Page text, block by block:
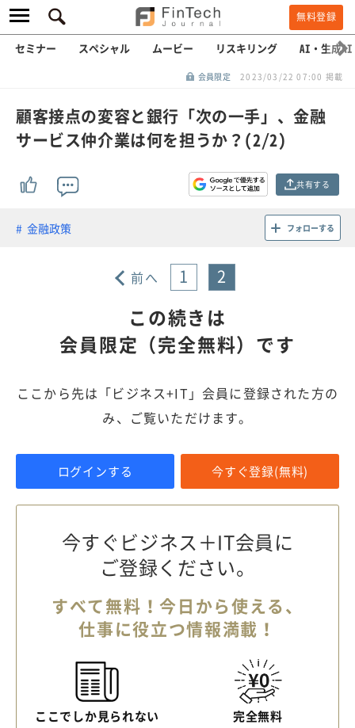
無料登録
セミナー スペシャル ムービー リスキリング AI・生成AI
会員限定 2023/03/22 07:00 掲載
顧客接点の変容と銀行「次の一手」、金融
サービス仲介業は何を担うか？(2/2)
共有する
金融政策 フォローする
前へ 1 2
この続きは
会員限定（完全無料）です
ここから先は「ビジネス+IT」会員に登録された方の
み、ご覧いただけます。
ログインする 今すぐ登録(無料)
今すぐビジネス＋IT会員に
ご登録ください。
すべて無料！今日から使える、
仕事に役立つ情報満載！
ここでしか見られない 完全無料